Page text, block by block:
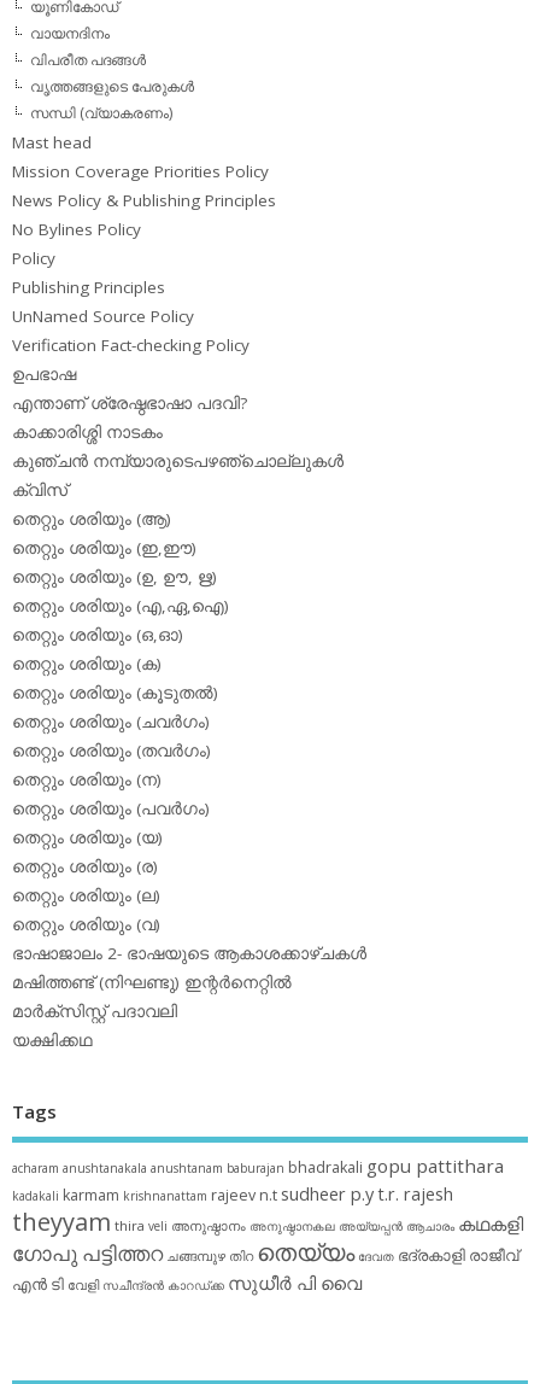
യൂണികോഡ്
വായനദിനം
വിപരീത പദങ്ങള്‍
വൃത്തങ്ങളുടെ പേരുകള്‍
സന്ധി (വ്യാകരണം)
Mast head
Mission Coverage Priorities Policy
News Policy & Publishing Principles
No Bylines Policy
Policy
Publishing Principles
UnNamed Source Policy
Verification Fact-checking Policy
ഉപഭാഷ
എന്താണ് ശ്രേഷ്ഠഭാഷാ പദവി?
കാക്കാരിശ്ശി നാടകം
കുഞ്ചന്‍ നമ്പ്യാരുടെപഴഞ്ചൊല്ലുകള്‍
ക്വിസ്
തെറ്റും ശരിയും (ആ)
തെറ്റും ശരിയും (ഇ,ഈ)
തെറ്റും ശരിയും (ഉ, ഊ, ഋ)
തെറ്റും ശരിയും (എ,ഏ,ഐ)
തെറ്റും ശരിയും (ഒ,ഓ)
തെറ്റും ശരിയും (ക)
തെറ്റും ശരിയും (കൂടുതല്‍)
തെറ്റും ശരിയും (ചവര്‍ഗം)
തെറ്റും ശരിയും (തവര്‍ഗം)
തെറ്റും ശരിയും (ന)
തെറ്റും ശരിയും (പവര്‍ഗം)
തെറ്റും ശരിയും (യ)
തെറ്റും ശരിയും (ര)
തെറ്റും ശരിയും (ല)
തെറ്റും ശരിയും (വ)
ഭാഷാജാലം 2- ഭാഷയുടെ ആകാശക്കാഴ്ചകള്‍
മഷിത്തണ്ട് (നിഘണ്ടു) ഇന്റര്‍നെറ്റില്‍
മാര്‍ക്‌സിസ്റ്റ് പദാവലി
യക്ഷിക്കഥ
Tags
acharam anushtanakala anushtanam baburajan bhadrakali gopu pattithara
kadakali karmam krishnanattam rajeev n.t sudheer p.yt.r. rajesh
theyyam thira veli അനുഷ്ഠാനം അനുഷ്ഠാനകല അയ്യപ്പന്‍ ആചാരം കഥകളി
ഗോപു പട്ടിത്തറ ചങ്ങമ്പുഴ തിറ തെയ്യം ദേവത ഭദ്രകാളി രാജീവ്
എൻ ടി വേളി സചീന്ദ്രന്‍ കാറഡ്ക്ക സുധീര്‍ പി വൈ